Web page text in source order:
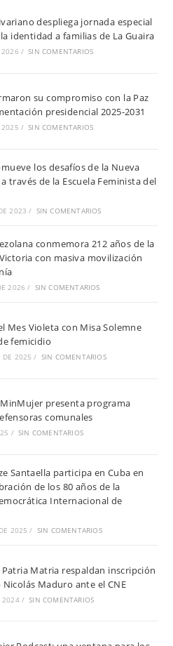
despliega jornada especial
identidad a familias de La Guaira
2026 / SIN COMENTARIOS
su compromiso con la Paz
presidencial 2025-2031
2025 / SIN COMENTARIOS
los desafíos de la Nueva
través de la Escuela Feminista del
2023 / SIN COMENTARIOS
conmemora 212 años de la
con masiva movilización
2026 / SIN COMENTARIOS
Mes Violeta con Misa Solemne
femicidio
DE 2025 / SIN COMENTARIOS
MinMujer presenta programa
comunales
/ SIN COMENTARIOS
Santaella participa en Cuba en
de los 80 años de la
Internacional de
2025 / SIN COMENTARIOS
Matria respaldan inscripción
Maduro ante el CNE
2024 / SIN COMENTARIOS